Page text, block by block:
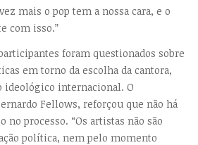
mais o pop tem a nossa cara, e o
com isso.”
foram questionados sobre
em torno da escolha da cantora,
ideológico internacional. O
Fellows, reforçou que não há
processo. “Os artistas não são
política, nem pelo momento